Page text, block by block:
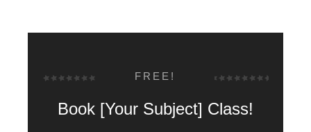
FREE!
Book [Your Subject] Class!